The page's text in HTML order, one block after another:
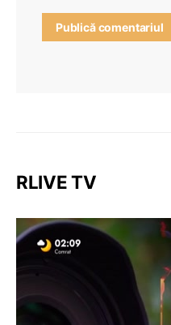
RLIVE TV